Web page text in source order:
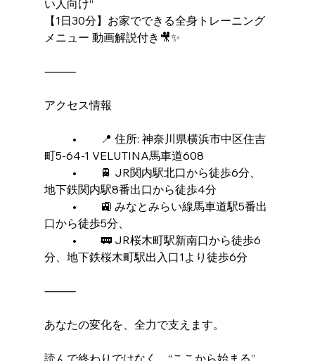
い人向け“
【1日30分】お家でできる全身トレーニング
メニュー 動画解説付き🎥✨
⸻
アクセス情報
町5-64-1 VELUTINA馬車道608
地下鉄関内駅8番出口から徒歩4分
口から徒歩5分、
分、地下鉄桜木町駅出入口1より徒歩6分
⸻
あなたの変化を、全力で支えます。
読んで終わりではなく、“ここから始まる”。